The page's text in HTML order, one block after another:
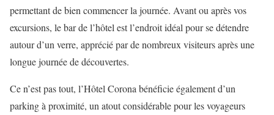
permettant de bien commencer la journée. Avant ou après vos
excursions, le bar de l’hôtel est l’endroit idéal pour se détendre
autour d’un verre, apprécié par de nombreux visiteurs après une
longue journée de découvertes.
Ce n’est pas tout, l’Hôtel Corona bénéficie également d’un
parking à proximité, un atout considérable pour les voyageurs